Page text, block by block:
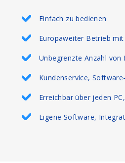
Einfach zu bedienen
Europaweiter Betrieb
Unbegrenzte Anzahl
Kundenservice,
Erreichbar über jeden
Eigene Software,